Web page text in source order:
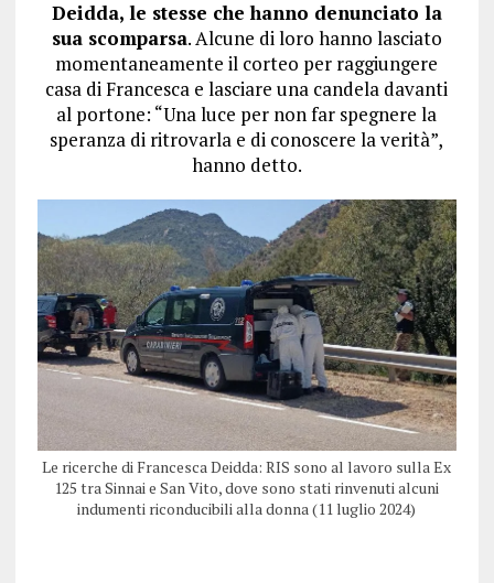
Deidda, le stesse che hanno denunciato la
sua scomparsa. Alcune di loro hanno lasciato
momentaneamente il corteo per raggiungere
casa di Francesca e lasciare una candela davanti
al portone: “Una luce per non far spegnere la
speranza di ritrovarla e di conoscere la verità”,
hanno detto.
Le ricerche di Francesca Deidda: RIS sono al lavoro sulla Ex
125 tra Sinnai e San Vito, dove sono stati rinvenuti alcuni
indumenti riconducibili alla donna (11 luglio 2024)